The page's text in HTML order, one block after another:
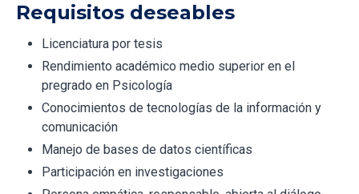
Requisitos deseables
Licenciatura por tesis
Rendimiento académico medio superior en el
pregrado en Psicología
Conocimientos de tecnologías de la información y
comunicación
Manejo de bases de datos científicas
Participación en investigaciones